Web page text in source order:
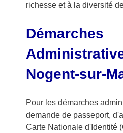
richesse et à la diversité
Démarches
Nogent-sur-
Pour les démarches
demande de passeport,
Carte Nationale d'Identité